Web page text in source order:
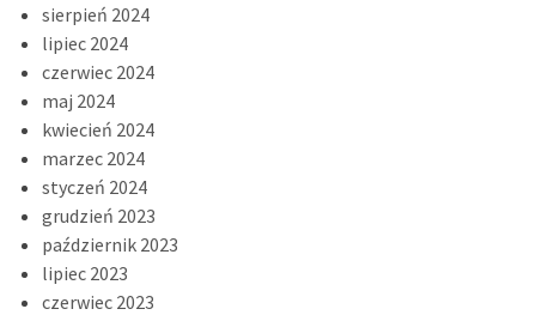
sierpień 2024
lipiec 2024
czerwiec 2024
maj 2024
kwiecień 2024
marzec 2024
styczeń 2024
grudzień 2023
październik 2023
lipiec 2023
czerwiec 2023